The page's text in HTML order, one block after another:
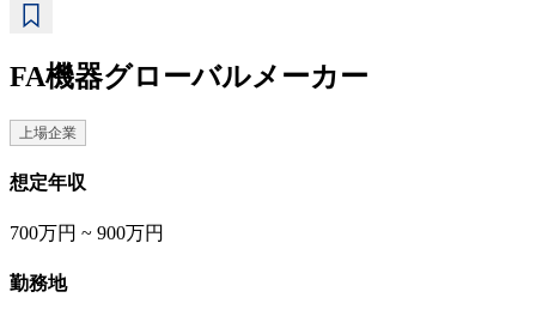
FA機器グローバルメーカー
上場企業
想定年収
700万円 ~ 900万円
勤務地